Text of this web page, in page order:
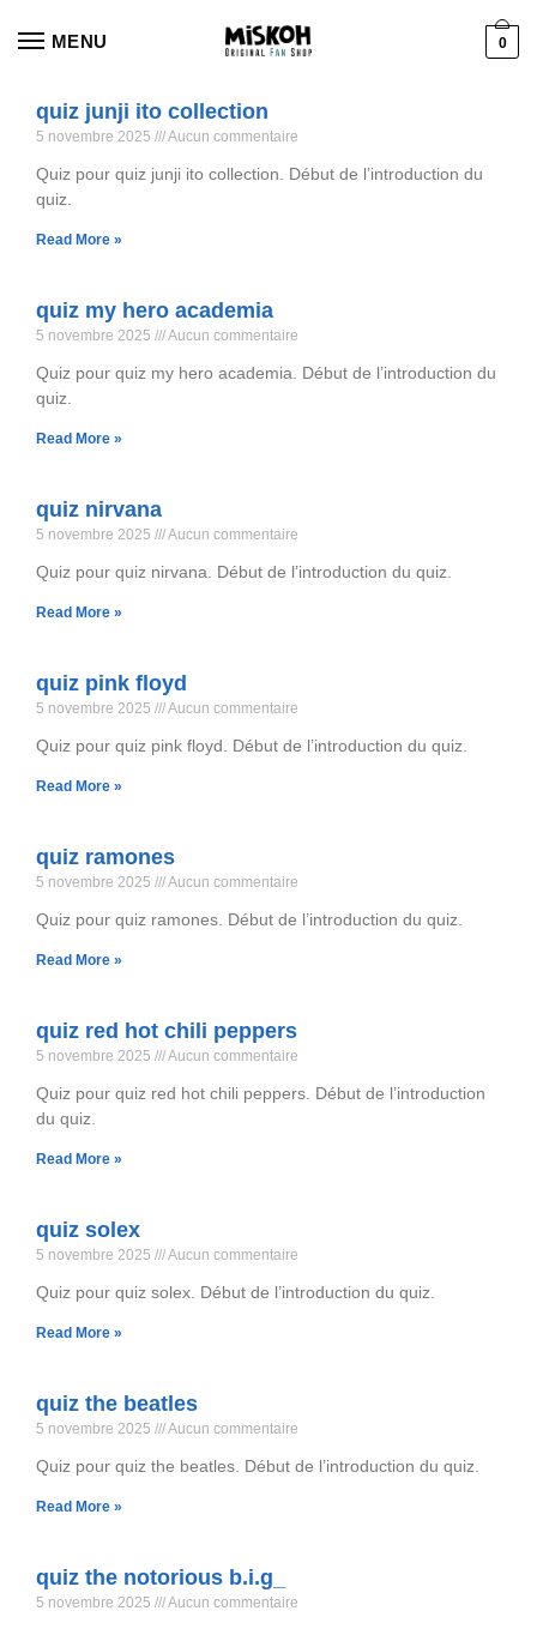
MENU 0
quiz junji ito collection
5 novembre 2025 Aucun commentaire
Quiz pour quiz junji ito collection. Début de l’introduction du
quiz.
Read More »
quiz my hero academia
5 novembre 2025 Aucun commentaire
Quiz pour quiz my hero academia. Début de l’introduction du
quiz.
Read More »
quiz nirvana
5 novembre 2025 Aucun commentaire
Quiz pour quiz nirvana. Début de l’introduction du quiz.
Read More »
quiz pink floyd
5 novembre 2025 Aucun commentaire
Quiz pour quiz pink floyd. Début de l’introduction du quiz.
Read More »
quiz ramones
5 novembre 2025 Aucun commentaire
Quiz pour quiz ramones. Début de l’introduction du quiz.
Read More »
quiz red hot chili peppers
5 novembre 2025 Aucun commentaire
Quiz pour quiz red hot chili peppers. Début de l’introduction
du quiz.
Read More »
quiz solex
5 novembre 2025 Aucun commentaire
Quiz pour quiz solex. Début de l’introduction du quiz.
Read More »
quiz the beatles
5 novembre 2025 Aucun commentaire
Quiz pour quiz the beatles. Début de l’introduction du quiz.
Read More »
quiz the notorious b.i.g_
5 novembre 2025 Aucun commentaire